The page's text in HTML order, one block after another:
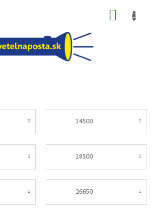
14500
18500
26650